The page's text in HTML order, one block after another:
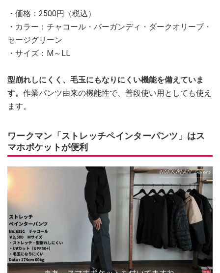
・価格：2500円（税込）
・カラー：チャコール・バーガンディ・ダークオリーブ・
セージグリーン
・サイズ：M～LL
型崩れしにくく、毛玉にもなりにくい機能を備えていま
す。 作業パンツ由来の機能性で、普段使い用としても使え
ます。
ワークマン「ストレッチペインターパンツ」はス
マホポケットが便利